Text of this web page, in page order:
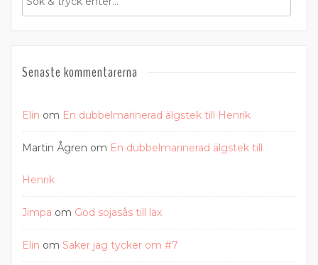
Senaste kommentarerna
Elin om En dubbelmarinerad älgstek till Henrik
Martin Ågren om En dubbelmarinerad älgstek till
Henrik
Jimpa om God sojasås till lax
Elin om Saker jag tycker om #7